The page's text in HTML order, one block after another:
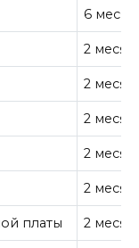
6
2
2
2
2
2
платы 2